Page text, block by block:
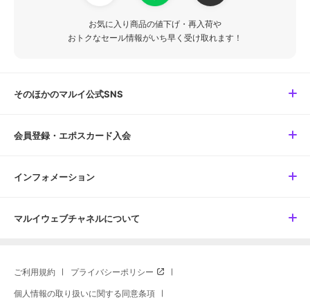
お気に入り商品の値下げ・再入荷や
おトクなセール情報がいち早く受け取れます！
そのほかのマルイ公式SNS
会員登録・エポスカード入会
インフォメーション
マルイウェブチャネルについて
ご利用規約 プライバシーポリシー
個人情報の取り扱いに関する同意条項